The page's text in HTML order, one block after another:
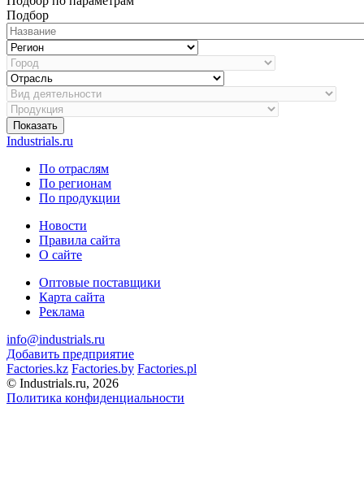
Подбор
Показать
Industrials.ru
По отраслям
По регионам
По продукции
Новости
Правила сайта
О сайте
Оптовые поставщики
Карта сайта
Реклама
info@industrials.ru
Добавить предприятие
Factories.kz Factories.by Factories.pl
© Industrials.ru, 2026
Политика конфиденциальности